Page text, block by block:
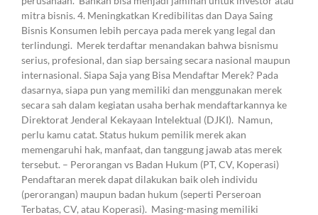
mitra bisnis. 4. Meningkatkan Kredibilitas dan Daya Saing
Bisnis Konsumen lebih percaya pada merek yang legal dan
terlindungi. Merek terdaftar menandakan bahwa bisnismu
serius, profesional, dan siap bersaing secara nasional maupun
internasional. Siapa Saja yang Bisa Mendaftar Merek? Pada
dasarnya, siapa pun yang memiliki dan menggunakan merek
secara sah dalam kegiatan usaha berhak mendaftarkannya ke
Direktorat Jenderal Kekayaan Intelektual (DJKI). Namun,
perlu kamu catat. Status hukum pemilik merek akan
memengaruhi hak, manfaat, dan tanggung jawab atas merek
tersebut. – Perorangan vs Badan Hukum (PT, CV, Koperasi)
Pendaftaran merek dapat dilakukan baik oleh individu
(perorangan) maupun badan hukum (seperti Perseroan
Terbatas, CV, atau Koperasi). Masing-masing memiliki